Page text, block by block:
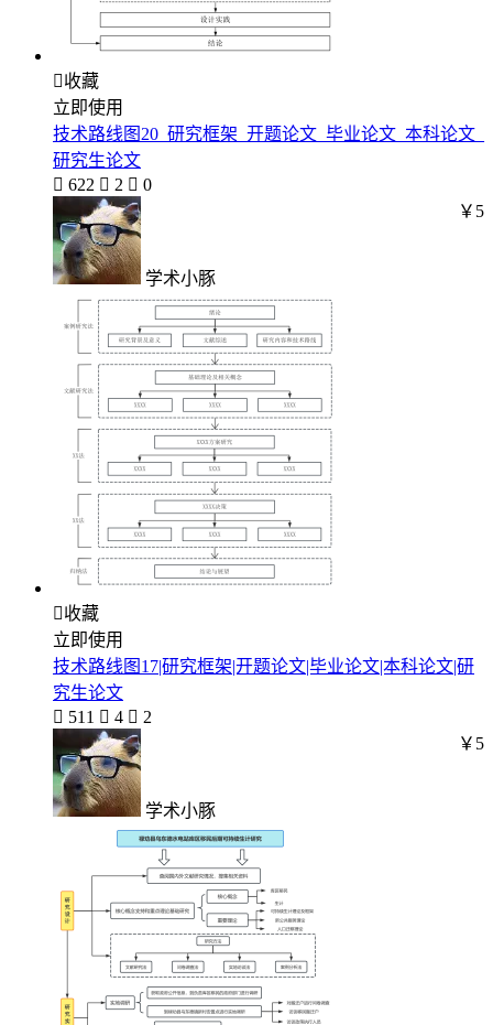
收藏
立即使用
技术路线图20_研究框架_开题论文_毕业论文_本科论文_
研究生论文
 622  2  0
学术小豚
￥5
收藏
立即使用
技术路线图17|研究框架|开题论文|毕业论文|本科论文|研
究生论文
 511  4  2
学术小豚
￥5